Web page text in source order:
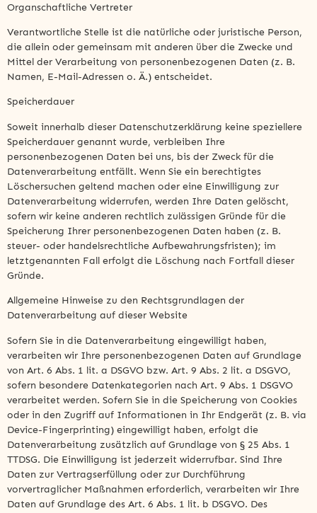
Organschaftliche Vertreter
Verantwortliche Stelle ist die natürliche oder juristische Person,
die allein oder gemeinsam mit anderen über die Zwecke und
Mittel der Verarbeitung von personenbezogenen Daten (z. B.
Namen, E-Mail-Adressen o. Ä.) entscheidet.
Speicherdauer
Soweit innerhalb dieser Datenschutzerklärung keine speziellere
Speicherdauer genannt wurde, verbleiben Ihre
personenbezogenen Daten bei uns, bis der Zweck für die
Datenverarbeitung entfällt. Wenn Sie ein berechtigtes
Löschersuchen geltend machen oder eine Einwilligung zur
Datenverarbeitung widerrufen, werden Ihre Daten gelöscht,
sofern wir keine anderen rechtlich zulässigen Gründe für die
Speicherung Ihrer personenbezogenen Daten haben (z. B.
steuer- oder handelsrechtliche Aufbewahrungsfristen); im
letztgenannten Fall erfolgt die Löschung nach Fortfall dieser
Gründe.
Allgemeine Hinweise zu den Rechtsgrundlagen der
Datenverarbeitung auf dieser Website
Sofern Sie in die Datenverarbeitung eingewilligt haben,
verarbeiten wir Ihre personenbezogenen Daten auf Grundlage
von Art. 6 Abs. 1 lit. a DSGVO bzw. Art. 9 Abs. 2 lit. a DSGVO,
sofern besondere Datenkategorien nach Art. 9 Abs. 1 DSGVO
verarbeitet werden. Sofern Sie in die Speicherung von Cookies
oder in den Zugriff auf Informationen in Ihr Endgerät (z. B. via
Device-Fingerprinting) eingewilligt haben, erfolgt die
Datenverarbeitung zusätzlich auf Grundlage von § 25 Abs. 1
TTDSG. Die Einwilligung ist jederzeit widerrufbar. Sind Ihre
Daten zur Vertragserfüllung oder zur Durchführung
vorvertraglicher Maßnahmen erforderlich, verarbeiten wir Ihre
Daten auf Grundlage des Art. 6 Abs. 1 lit. b DSGVO. Des